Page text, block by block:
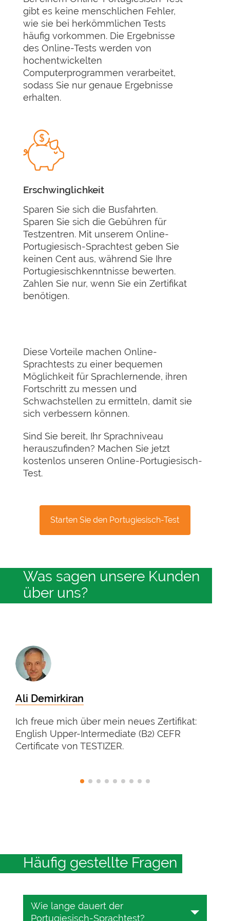
gibt es keine menschlichen Fehler,
wie sie bei herkömmlichen Tests
häufig vorkommen. Die Ergebnisse
des Online-Tests werden von
hochentwickelten
Computerprogrammen verarbeitet,
sodass Sie nur genaue Ergebnisse
erhalten.
Erschwinglichkeit
Sparen Sie sich die Busfahrten.
Sparen Sie sich die Gebühren für
Testzentren. Mit unserem Online-
Portugiesisch-Sprachtest geben Sie
keinen Cent aus, während Sie Ihre
Portugiesischkenntnisse bewerten.
Zahlen Sie nur, wenn Sie ein Zertifikat
benötigen.
Diese Vorteile machen Online-
Sprachtests zu einer bequemen
Möglichkeit für Sprachlernende, ihren
Fortschritt zu messen und
Schwachstellen zu ermitteln, damit sie
sich verbessern können.
Sind Sie bereit, Ihr Sprachniveau
herauszufinden? Machen Sie jetzt
kostenlos unseren Online-Portugiesisch-
Test.
Starten Sie den Portugiesisch-Test
Was sagen unsere Kunden
über uns?
Ali Demirkiran
Ich freue mich über mein neues Zertifikat:
English Upper-Intermediate (B2) CEFR
Certificate von TESTIZER.
Häufig gestellte Fragen
Wie lange dauert der
Portugiesisch-Sprachtest?